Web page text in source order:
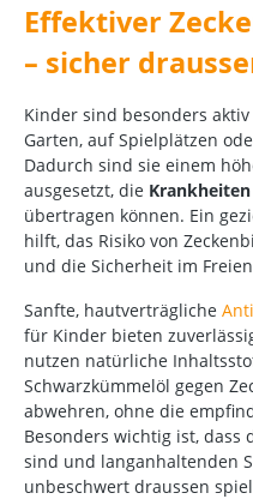
Effektiver
– sicher
Kinder sind besonders
Garten, auf Spielplätzen
Dadurch sind sie einem
ausgesetzt, die Krankheiten
übertragen können. Ein
hilft, das Risiko von
und die Sicherheit im
Sanfte, hautverträgliche
für Kinder bieten
nutzen natürliche
Schwarzkümmelöl gegen
abwehren, ohne die
Besonders wichtig ist,
sind und langanhaltenden
unbeschwert draussen